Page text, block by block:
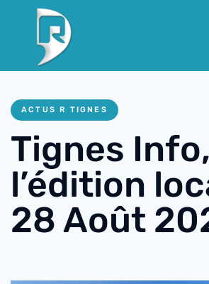
ACTUS R TIGNES
Tignes Info,
l’édition
28 Août